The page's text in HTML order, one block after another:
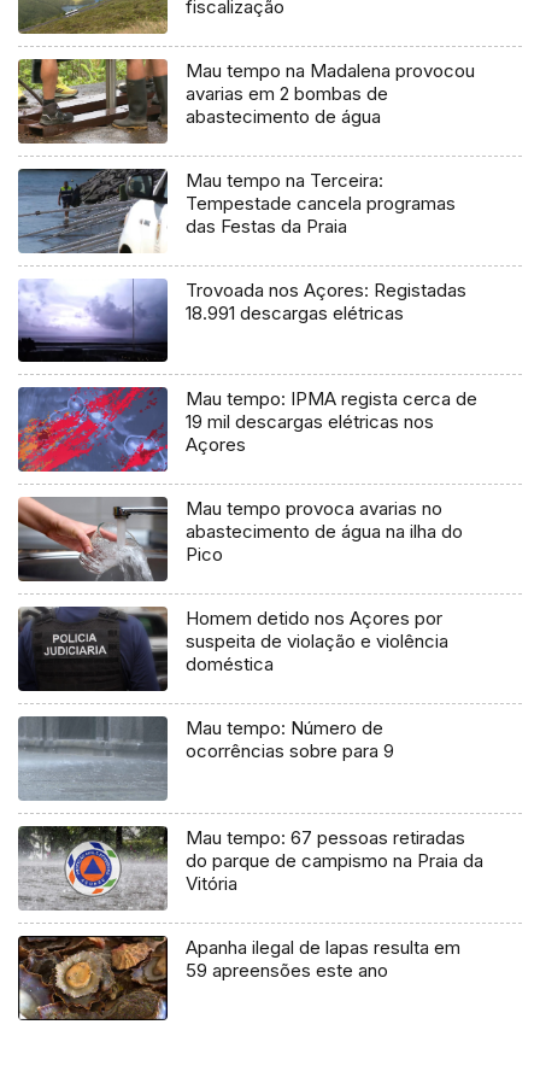
fiscalização
Mau tempo na Madalena provocou
avarias em 2 bombas de
abastecimento de água
Mau tempo na Terceira:
Tempestade cancela programas
das Festas da Praia
Trovoada nos Açores: Registadas
18.991 descargas elétricas
Mau tempo: IPMA regista cerca de
19 mil descargas elétricas nos
Açores
Mau tempo provoca avarias no
abastecimento de água na ilha do
Pico
Homem detido nos Açores por
suspeita de violação e violência
doméstica
Mau tempo: Número de
ocorrências sobre para 9
Mau tempo: 67 pessoas retiradas
do parque de campismo na Praia da
Vitória
Apanha ilegal de lapas resulta em
59 apreensões este ano